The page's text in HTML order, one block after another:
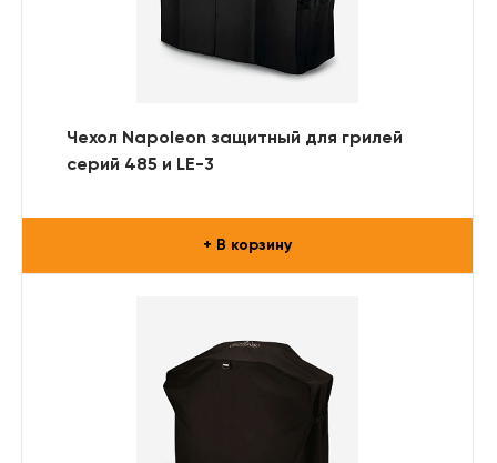
Чехол Napoleon защитный для грилей
серий 485 и LE-3
+ В корзину